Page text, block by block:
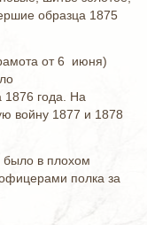
образца 1875
от 6 июня)
1876 года. На
войну 1877 и 1878
в плохом
полка за